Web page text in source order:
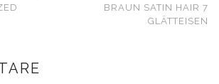
BRAUN SATIN HAIR 7
GLÄTTEISEN